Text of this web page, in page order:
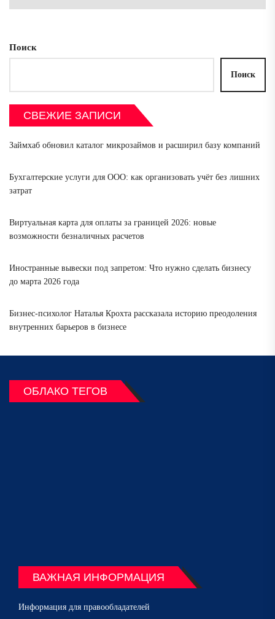
Поиск
Поиск
СВЕЖИЕ ЗАПИСИ
Займхаб обновил каталог микрозаймов и расширил базу компаний
Бухгалтерские услуги для ООО: как организовать учёт без лишних
затрат
Виртуальная карта для оплаты за границей 2026: новые
возможности безналичных расчетов
Иностранные вывески под запретом: Что нужно сделать бизнесу
до марта 2026 года
Бизнес-психолог Наталья Крохта рассказала историю преодоления
внутренних барьеров в бизнесе
ОБЛАКО ТЕГОВ
ВАЖНАЯ ИНФОРМАЦИЯ
Информация для правообладателей